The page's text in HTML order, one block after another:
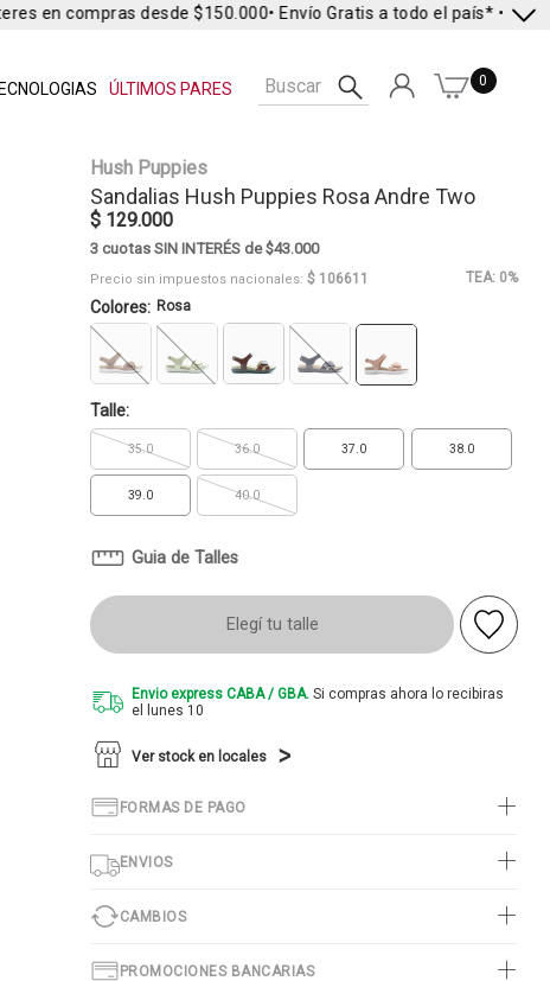
ÚLTIMOS PARES
en compras desde $150.000• Envío Gratis a todo el país* •Envío
0
Hush Puppies
Sandalias Hush Puppies Rosa Andre Two
$ 129.000
3 cuotas SIN INTERÉS de $43.000
Precio sin impuestos nacionales: $ 106611 TEA: 0%
Colores: Rosa
Talle:
35.0 36.0 37.0 38.0
39.0 40.0
Guia de Talles
Elegí tu talle
Envio express CABA / GBA.Si compras ahora lo recibiras
el lunes 10
Ver stock en locales
FORMAS DE PAGO
ENVIOS
CAMBIOS
PROMOCIONES BANCARIAS